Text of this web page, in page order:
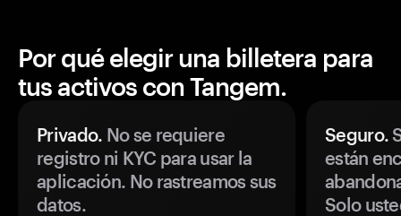
Por qué elegir una billetera para
tus activos con Tangem.
Privado. No se requiere
registro ni KYC para usar la
aplicación. No rastreamos sus
datos.
Seguro.
están
Solo